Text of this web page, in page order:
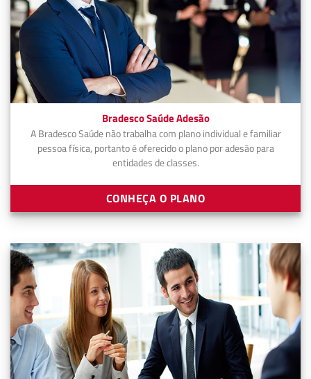
Bradesco Saúde Adesão
A Bradesco Saúde não trabalha com plano individual e familiar
pessoa física, portanto é oferecido o plano por adesão para
entidades de classes.
CONHEÇA O PLANO